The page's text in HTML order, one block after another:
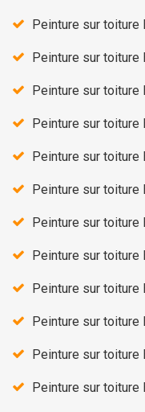
Peinture sur toiture
Peinture sur toiture
Peinture sur toiture
Peinture sur
Peinture sur toiture
Peinture sur
Peinture sur toiture
Peinture sur toiture
Peinture sur toiture
Peinture sur toiture
Peinture sur toiture
Peinture sur toiture